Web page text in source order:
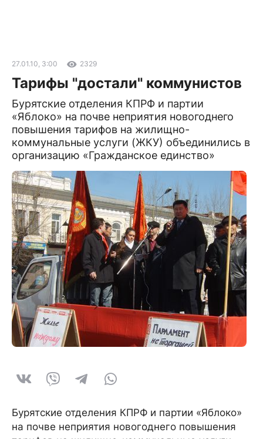
27.01.10, 3:00 2329
Тарифы "достали" коммунистов
Бурятские отделения КПРФ и партии
«Яблоко» на почве неприятия новогоднего
повышения тарифов на жилищно-
коммунальные услуги (ЖКУ) объединились в
организацию «Гражданское единство»
Бурятские отделения КПРФ и партии «Яблоко»
на почве неприятия новогоднего повышения